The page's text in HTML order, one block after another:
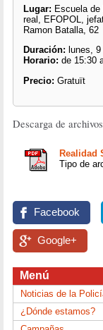
Lugar: Escuela
real, EFOPOL,
Ramon Batalla, 62
Duración: lunes,
Horario: de 15:30
Precio: Gratuït
Descarga de archivos
Realidad
Tipo de
Facebook
Google+
Menú
Noticias de la
¿Dónde estamos?